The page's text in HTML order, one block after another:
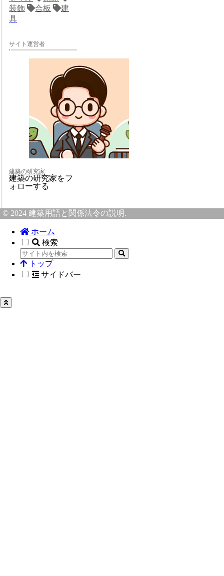
装飾
合板
建
具
サイト運営者
建築の研究家
建築の研究家をフ
ォローする
© 2024 建築用語と関係法令の説明.
ホーム
検索
トップ
サイドバー